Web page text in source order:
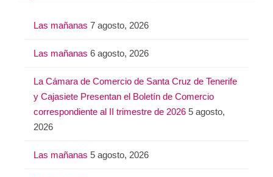
Las mañanas 7 agosto, 2026
Las mañanas 6 agosto, 2026
La Cámara de Comercio de Santa Cruz de Tenerife
y Cajasiete Presentan el Boletín de Comercio
correspondiente al II trimestre de 2026 5 agosto,
2026
Las mañanas 5 agosto, 2026